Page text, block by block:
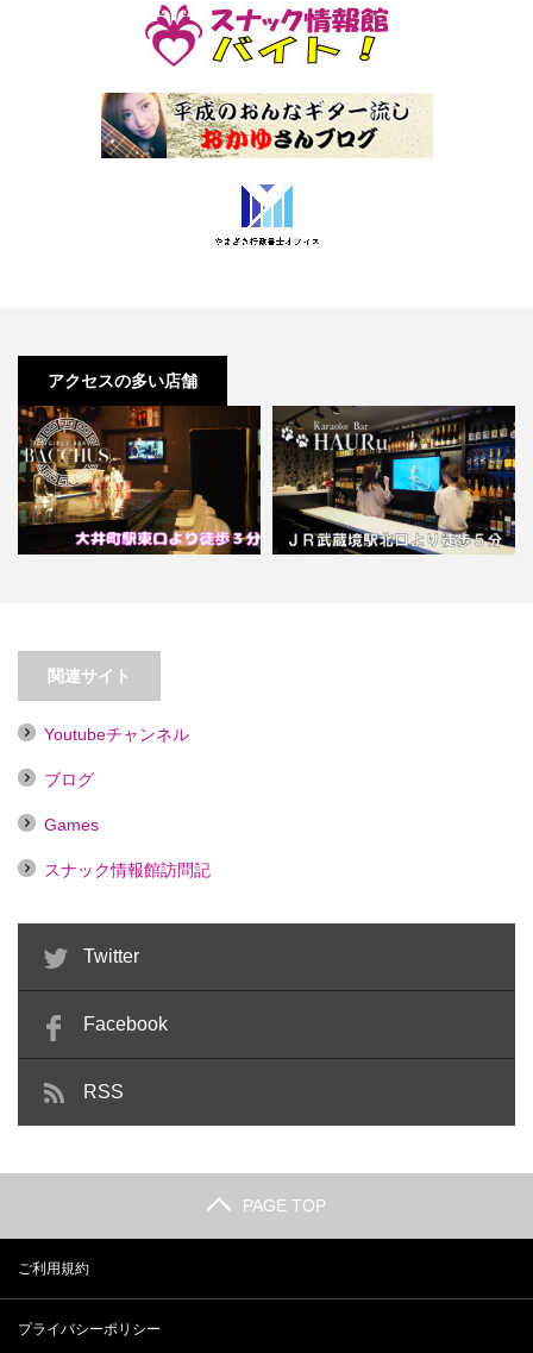
アクセスの多い店舗
BACCHUS（旧ガールズコレク
シ…
関連サイト
Youtubeチャンネル
ブログ
Games
スナック情報館訪問記
Twitter
Facebook
RSS
PAGE TOP
ご利用規約
プライバシーポリシー